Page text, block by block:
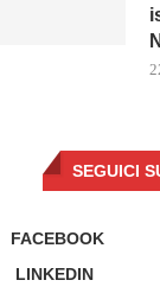
SEGUICI
FACEBOOK
LINKEDIN